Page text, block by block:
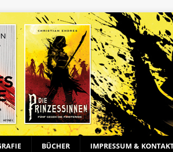
BÜCHER IMPRESSUM &